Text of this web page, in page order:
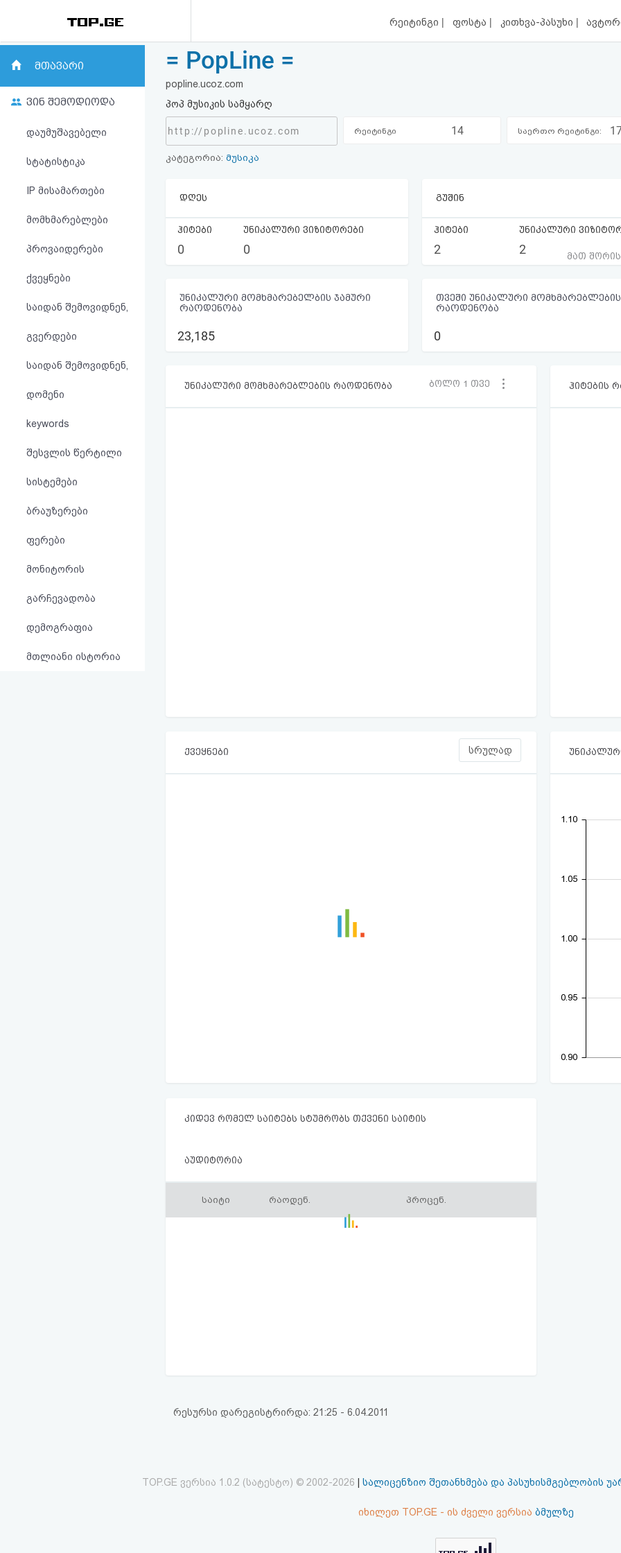
რეიტინგი | ფოსტა | კითხვა-პასუხი |
რეიტინგი
(მთავარი)
კითხვა-
პასუხი
ავტორიზაცია
რეგისტრაცია
სალიცენზიო
შეთანხმება
მთავარი
ვინ შემოდიოდა
დაუმუშავებელი
სტატისტიკა
IP მისამართები
მომხმარებლები
პროვაიდერები
ქვეყნები
საიდან შემოვიდნენ,
გვერდები
საიდან შემოვიდნენ,
დომენი
keywords
შესვლის წერტილი
სისტემები
ბრაუზერები
ფერები
მონიტორის
გარჩევადობა
დემოგრაფია
მთლიანი ისტორია
= PopLine =
popline.ucoz.com
პოპ მუსიკის სამყარღ
http://popline.ucoz.com რეიტინგი 14 საერთო რეიტინგი:
კატეგორია: მუსიკა
დღეს
ჰიტები
0
უნიკალური ვიზიტორები
0
გუშინ
ჰიტები
2
უნიკალური
2 მათ
უნიკალური მომხმარებელბის ჯამური
რაოდენობა
23,185
თვეში უნიკალური მომხმარებლების
რაოდენობა
0
უნიკალური მომხმარებლების რაოდენობა ბოლო 1 თვე ჰიტების
ქვეყნები სრულად
0.90
0.95
1.00
1.05
1.10
კიდევ რომელ საიტებს სტუმრობს თქვენი საიტის
აუდიტორია
საიტი რაოდენ. პროცენ.
რესურსი დარეგისტრირდა: 21:25 - 6.04.2011
TOP.GE ვერსია 1.0.2 (სატესტო) © 2002-2026 სალიცენზიო შეთანხმება და პასუხისმგებლობის
იხილეთ TOP.GE - ის ძველი ვერსია ბმულზე